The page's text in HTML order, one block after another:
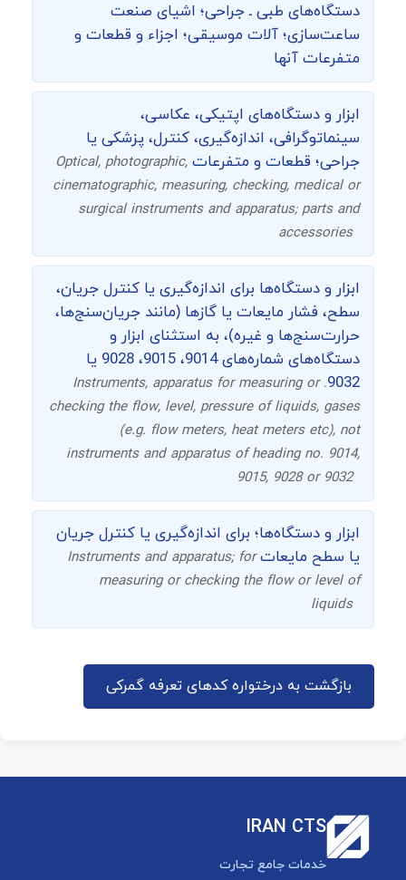
دستگاه‌های طبی ـ جراحی؛ اشیای صنعت
ساعت‌سازی؛ آلات موسیقی؛ اجزاء و قطعات و
متفرعات آنها
ابزار و دستگاه‌های اپتیکی، عکاسی،
سینماتوگرافی، اندازه‌گیری، کنترل، پزشکی یا
جراحی؛ قطعات و متفرعات Optical, photographic,
cinematographic, measuring, checking, medical or
surgical instruments and apparatus; parts and
accessories
ابزار و دستگاه‌ها برای اندازه‌گیری یا کنترل جریان،
سطح، فشار مایعات یا گازها (مانند جریان‌سنج‌ها،
حرارت‌سنج‌ها و غیره)، به استثنای ابزار و
دستگاه‌های شماره‌های 9014، 9015، 9028 یا
9032.
Instruments, apparatus for measuring or
checking the flow, level, pressure of liquids, gases
(e.g. flow meters, heat meters etc), not
instruments and apparatus of heading no. 9014,
9015, 9028 or 9032
ابزار و دستگاه‌ها؛ برای اندازه‌گیری یا کنترل جریان
یا سطح مایعاتInstruments and apparatus; for
measuring or checking the flow or level of
liquids
بازگشت به درختواره کدهای تعرفه گمرکی
IRAN CTS
خدمات جامع تجارت